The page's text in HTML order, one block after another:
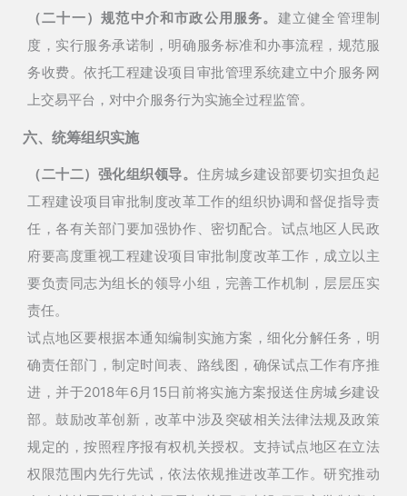
（二十一）规范中介和市政公用服务。 建立健全管理制
度，实行服务承诺制，明确服务标准和办事流程，规范服
务收费。依托工程建设项目审批管理系统建立中介服务网
上交易平台，对中介服务行为实施全过程监管。
六、统筹组织实施
（二十二）强化组织领导。 住房城乡建设部要切实担负起
工程建设项目审批制度改革工作的组织协调和督促指导责
任，各有关部门要加强协作、密切配合。试点地区人民政
府要高度重视工程建设项目审批制度改革工作，成立以主
要负责同志为组长的领导小组，完善工作机制，层层压实
责任。
试点地区要根据本通知编制实施方案，细化分解任务，明
确责任部门，制定时间表、路线图，确保试点工作有序推
进，并于2018年6月15日前将实施方案报送住房城乡建设
部。鼓励改革创新，改革中涉及突破相关法律法规及政策
规定的，按照程序报有权机关授权。支持试点地区在立法
权限范围内先行先试，依法依规推进改革工作。研究推动